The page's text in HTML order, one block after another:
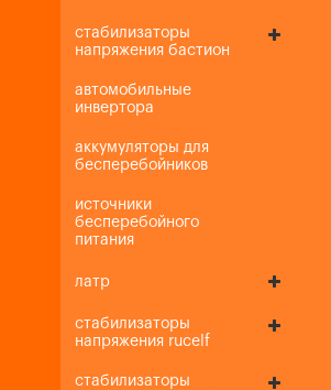
стабилизаторы
напряжения бастион
автомобильные
инвертора
аккумуляторы для
бесперебойников
источники
бесперебойного
питания
латр
стабилизаторы
напряжения rucelf
стабилизаторы